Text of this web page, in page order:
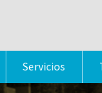
Servicios